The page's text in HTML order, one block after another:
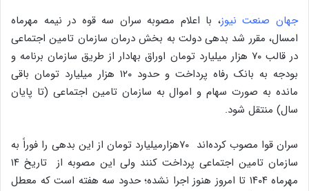
جهان صنعت نیوز، با اعلام مصوبه سران سه قوه در نیمه مهرماه
امسال، مقرر شد بدهی دولت به بخش درمان سازمان تامین اجتماعی
در قالب ۷۰ هزار میلیارد تومان اوراق بهادار از طریق سازمان برنامه و
بودجه به بانک رفاه پرداخت و حدود ۱۲۰ هزار میلیارد تومان باقی
مانده به صورت سهام و اموال به سازمان تامین اجتماعی (تا پایان
سال) منتقل شود.
سران قوا مصوب کرده‌اند ۷۰هزارمیلیارد تومان از این بدهی را فوراً به
سازمان تامین اجتماعی پرداخت کنند ولی این مصوبه از تاریخ ۱۴
مهرماه ۱۴۰۴ تا امروز هنوز اجرا نشده؛ حدود سه هفته است که معطل